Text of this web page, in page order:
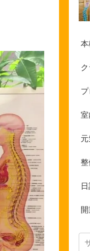
本
室
元
整